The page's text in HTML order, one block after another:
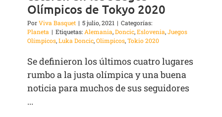
Olímpicos de Tokyo 2020
PorViva Basquet | 5 julio, 2021 | Categorías:
Planeta | Etiquetas: Alemania,Doncic,Eslovenia,Juegos
Olímpicos,Luka Doncic,Olimpicos,Tokio 2020
Se definieron los últimos cuatro lugares
rumbo a la justa olímpica y una buena
noticia para muchos de sus seguidores
...